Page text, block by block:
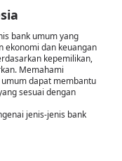
bank umum yang
ekonomi dan keuangan
kepemilikan,
Memahami
dapat membantu
sesuai dengan
jenis-jenis bank